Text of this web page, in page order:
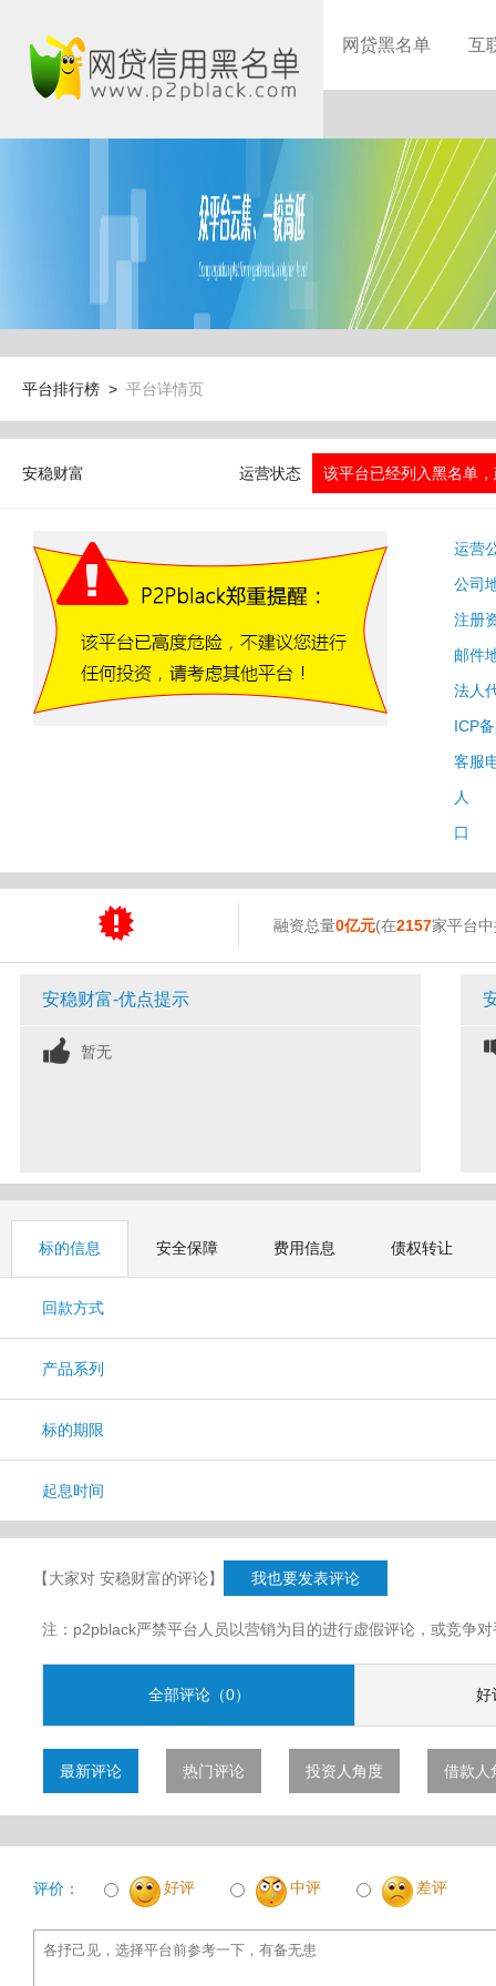
网贷黑名单 互
平台排行榜 > 平台详情页
安稳财富 运营状态 该平台已经列入黑名单
运营
公司
注册
邮件
法人
ICP
客服
人
口
融资总量0亿元(在2157家平台
安稳财富-优点提示
暂无
标的信息 安全保障 费用信息 债权转让
回款方式
产品系列
标的期限
起息时间
【大家对 安稳财富的评论】 我也要发表评论
注：p2pblack严禁平台人员以营销为目的进行虚假评论，或竞争
全部评论（0） 好
最新评论 热门评论 投资人角度 借款人
评价： 好评 中评 差评